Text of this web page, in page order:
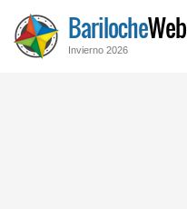
BarilocheWeb
Invierno 2026